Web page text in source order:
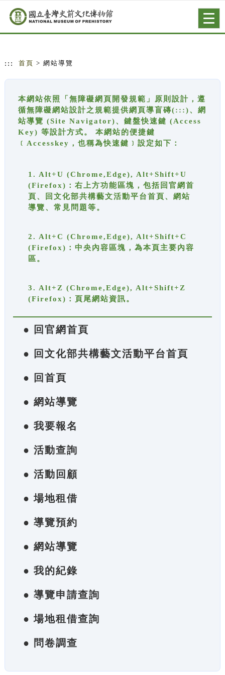
跳到主要內容
網站導覽
::: 首頁 > 網站導覽
本網站依照「無障礙網頁開發規範」原則設計，遵
循無障礙網站設計之規範提供網頁導盲磚(:::)、網
站導覽 (Site Navigator)、鍵盤快速鍵 (Access
Key) 等設計方式。 本網站的便捷鍵
﹝Accesskey，也稱為快速鍵﹞設定如下：
1. Alt+U (Chrome,Edge), Alt+Shift+U
(Firefox)：右上方功能區塊，包括回官網首
頁、回文化部共構藝文活動平台首頁、網站
導覽、常見問題等。
2. Alt+C (Chrome,Edge), Alt+Shift+C
(Firefox)：中央內容區塊，為本頁主要內容
區。
3. Alt+Z (Chrome,Edge), Alt+Shift+Z
(Firefox)：頁尾網站資訊。
● 回官網首頁
● 回文化部共構藝文活動平台首頁
● 回首頁
● 網站導覽
● 我要報名
● 活動查詢
● 活動回顧
● 場地租借
● 導覽預約
● 網站導覽
● 我的紀錄
● 導覽申請查詢
● 場地租借查詢
● 問卷調查